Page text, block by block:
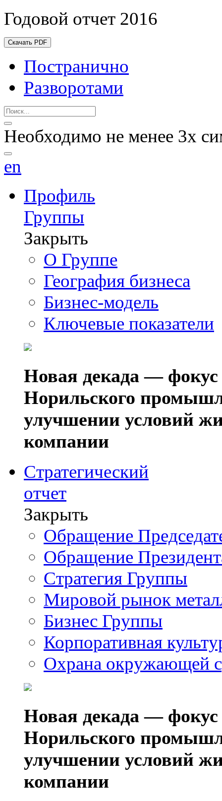
Годовой отчет 2016
Скачать PDF
Постранично
Разворотами
Необходимо не менее 3х
en
Профиль
Группы
Закрыть
О Группе
География бизнеса
Бизнес-модель
Ключевые показатели
Новая декада — фокус
Норильского
улучшении условий
компании
Стратегический
отчет
Закрыть
Обращение
Обращение
Стратегия Группы
Мировой рынок
Бизнес Группы
Корпоративная
Охрана окружающей
Новая декада — фокус
Норильского
улучшении условий
компании